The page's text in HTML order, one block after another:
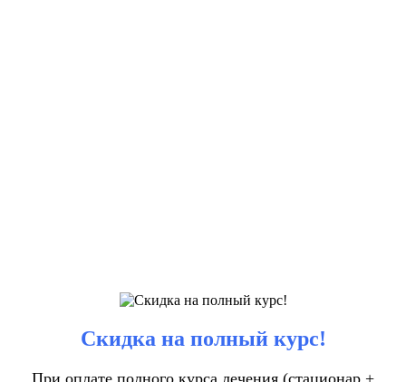
Скидка на полный курс!